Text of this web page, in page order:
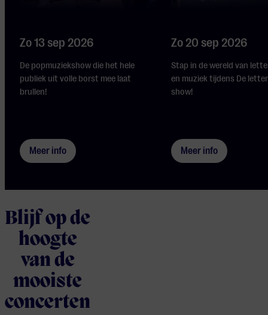
Zo 13 sep 2026
De popmuziekshow die het hele
publiek uit volle borst mee laat
brullen!
Meer info
Zo 20 sep 2026
Stap in de wereld van
en muziek tijdens De
show!
Meer info
Blijf op de
hoogte
van de
mooiste
concerten